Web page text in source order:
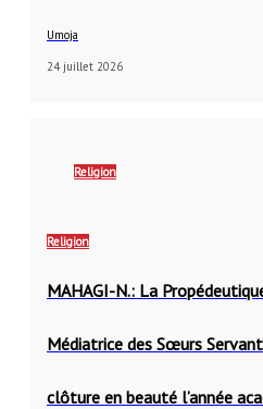
Umoja
24 juillet 2026
Religion
Religion
MAHAGI-N.: La
Médiatrice des Sœurs
clôture en beauté l’année